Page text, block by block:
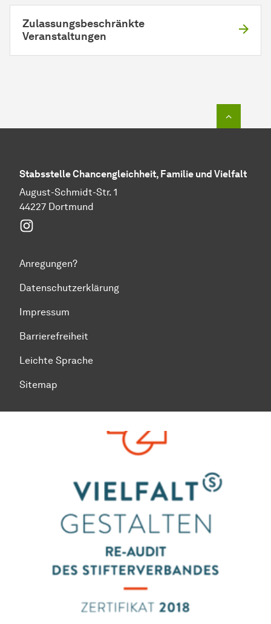
Zulassungsbeschränkte
Veranstaltungen
Stabs­stel­le Chancengleichheit, Familie und Vielfalt
August-Schmidt-Str. 1
44227 Dortmund
Anregungen?
Datenschutzerklärung
Impressum
Barrierefreiheit
Leichte Sprache
Sitemap